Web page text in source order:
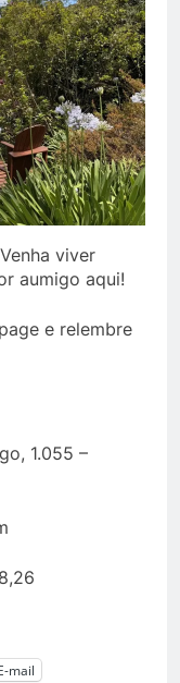
viver
aumigo aqui!
e relembre
1.055 –
mail